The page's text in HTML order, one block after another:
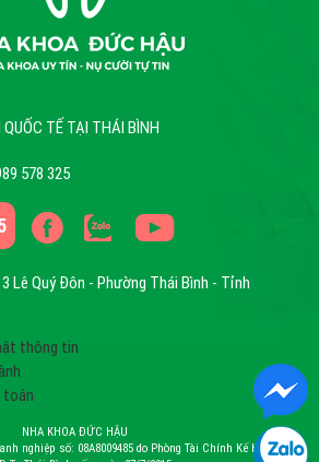
TẾ TẠI THÁI BÌNH
578 325
Lê Quý Đôn - Phường Thái Bình - Tỉnh
thông tin
toán
NHA KHOA ĐỨC HẬU
nghiệp số: 08A8009485 do Phòng Tài Chính Kế Hoạch –